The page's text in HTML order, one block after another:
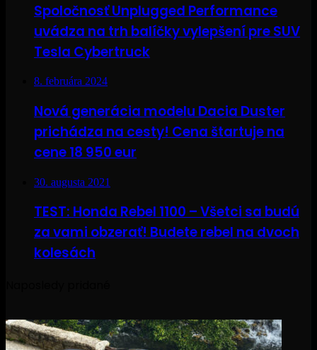
Spoločnosť Unplugged Performance
uvádza na trh balíčky vylepšení pre SUV
Tesla Cybertruck
8. februára 2024
Nová generácia modelu Dacia Duster
prichádza na cesty! Cena štartuje na
cene 18 950 eur
30. augusta 2021
TEST: Honda Rebel 1100 – Všetci sa budú
za vami obzerať! Budete rebel na dvoch
kolesách